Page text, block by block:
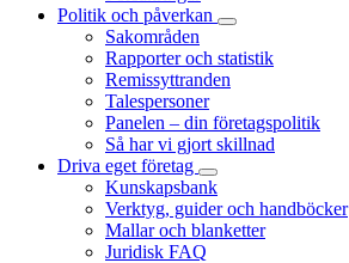
Politik och påverkan
Sakområden
Rapporter och statistik
Remissyttranden
Talespersoner
Panelen – din företagspolitik
Så har vi gjort skillnad
Driva eget företag
Kunskapsbank
Verktyg, guider och handböcker
Mallar och blanketter
Juridisk FAQ